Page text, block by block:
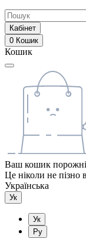
Кабінет
0 Кошик
Кошик
Ваш кошик
Це ніколи не пізно
Українська
Ук
Ук
Ру